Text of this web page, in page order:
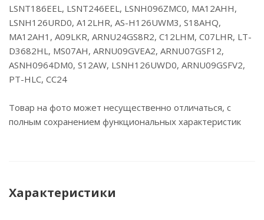
LSNT186EEL, LSNT246EEL, LSNH096ZMC0, MA12AHH,
LSNH126URD0, A12LHR, AS-H126UWM3, S18AHQ,
MA12AH1, A09LKR, ARNU24GS8R2, C12LHM, C07LHR, LT-
D3682HL, MS07AH, ARNU09GVEA2, ARNU07GSF12,
ASNH0964DM0, S12AW, LSNH126UWD0, ARNU09GSFV2,
PT-HLC, CC24
Товар на фото может несущественно отличаться, с
полным сохранением функциональных характеристик
Характеристики